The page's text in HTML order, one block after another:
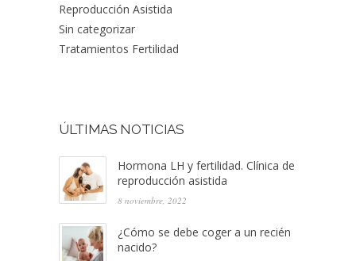
Reproducción Asistida
Sin categorizar
Tratamientos Fertilidad
ÚLTIMAS NOTICIAS
Hormona LH y fertilidad. Clínica de
reproducción asistida
8 noviembre, 2022
¿Cómo se debe coger a un recién
nacido?